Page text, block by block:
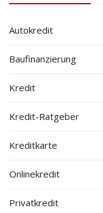
Autokredit
Baufinanzierung
Kredit
Kredit-Ratgeber
Kreditkarte
Onlinekredit
Privatkredit